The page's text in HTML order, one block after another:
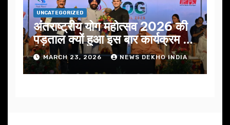
UNCATEGORIZED
अंतराष्ट्रीय योग महोत्सव 2026 की
पड़ताल क्यों हुआ इस बार कार्यक्रम में
निखार
MARCH 23, 2026 NEWS DEKHO INDIA